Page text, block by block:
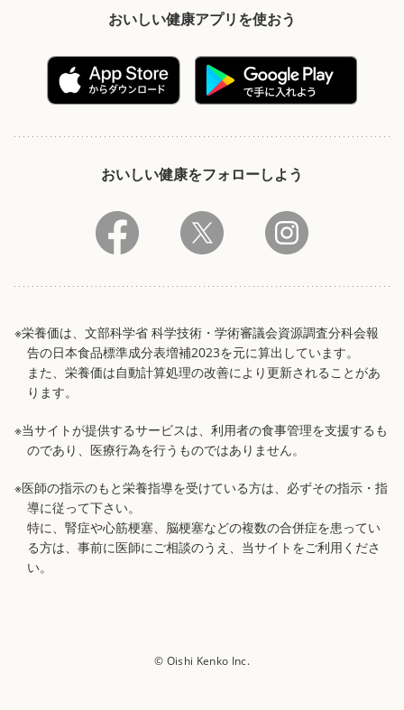
おいしい健康アプリを使おう
おいしい健康をフォローしよう
※栄養価は、文部科学省 科学技術・学術審議会資源調査分科会報
告の日本食品標準成分表増補2023を元に算出しています。
また、栄養価は自動計算処理の改善により更新されることがあ
ります。
※当サイトが提供するサービスは、利用者の食事管理を支援するも
のであり、医療行為を行うものではありません。
※医師の指示のもと栄養指導を受けている方は、必ずその指示・指
導に従って下さい。
特に、腎症や心筋梗塞、脳梗塞などの複数の合併症を患ってい
る方は、事前に医師にご相談のうえ、当サイトをご利用くださ
い。
© Oishi Kenko Inc.